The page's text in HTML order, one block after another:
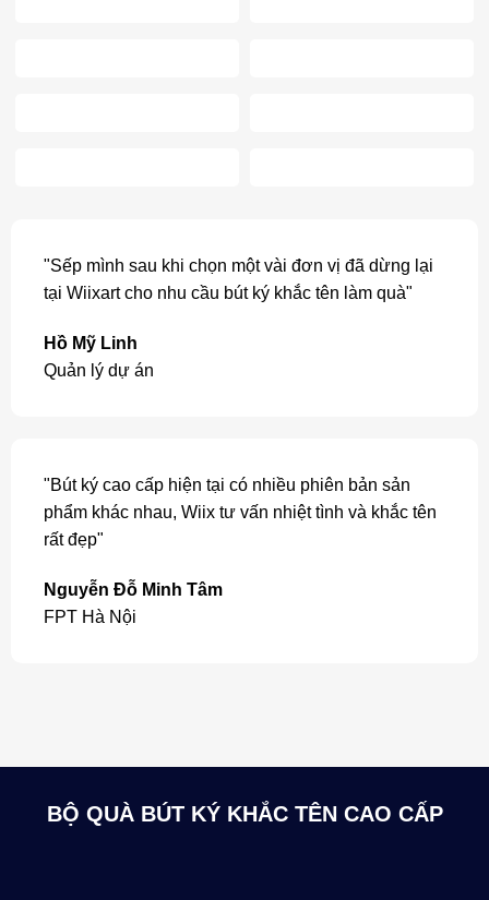
"Sếp mình sau khi chọn một vài đơn vị đã dừng lại
tại Wiixart cho nhu cầu bút ký khắc tên làm quà"
Hồ Mỹ Linh
Quản lý dự án
"Bút ký cao cấp hiện tại có nhiều phiên bản sản
phẩm khác nhau, Wiix tư vấn nhiệt tình và khắc tên
rất đẹp"
Nguyễn Đỗ Minh Tâm
FPT Hà Nội
BỘ QUÀ BÚT KÝ KHẮC TÊN CAO CẤP